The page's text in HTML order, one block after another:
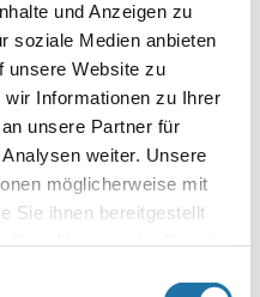
und Anzeigen zu
soziale Medien anbieten
unsere Website zu
Informationen zu Ihrer
unsere Partner für
weiter. Unsere
möglicherweise mit
Sie ihnen bereitgestellt